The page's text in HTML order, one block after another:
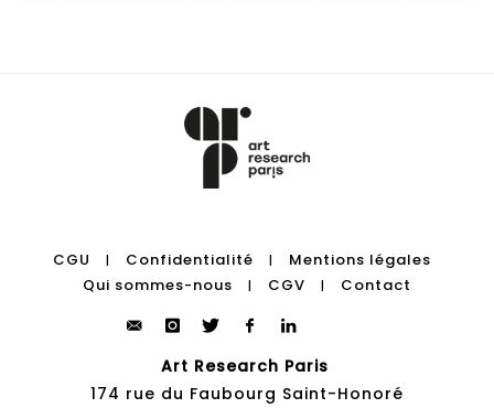
CGU | Confidentialité |
Mentions légales
Qui sommes-nous
| CGV | Contact
Art Research Paris
174 rue du Faubourg Saint-Honoré